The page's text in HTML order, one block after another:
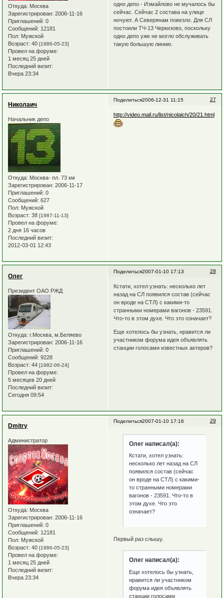
Откуда: Москва
Зарегистрирован: 2006-11-16
Приглашений: 0
Сообщений: 12181
Пол: Мужской
Возраст: 40[1986-05-23]
Провел на форуме:
1 месяц 25 дней
Последний визит:
Вчера 23:34
одно депо - Измайлово не мучалось бы
сейчас. Сейчас 2 состава на улице
ночуют. А Северянам повезло. Для СЛ
постоили ТЧ-13 Черкизово, поскольку
одно депо уже не могло обслуживать
такую большую линию.
Поделиться 27
2006-12-31 11:15
Николаич
Начальник депо
Откуда: Москва- пл. 73 км
Зарегистрирован: 2006-11-17
Приглашений: 0
Сообщений: 627
Пол: Мужской
Возраст: 38[1987-11-13]
Провел на форуме:
2 дня 16 часов
Последний визит:
2012-03-01 12:43
http://video.mail.ru/list/nicolaich/20/21.html
Поделиться 28
2007-01-10 17:13
Олег
Президент ОАО РЖД
Откуда: г.Москва, м.Беляево
Зарегистрирован: 2006-11-16
Приглашений: 0
Сообщений: 9228
Возраст: 44[1982-06-24]
Провел на форуме:
5 месяцев 20 дней
Последний визит:
Сегодня 09:54
Кстати, хотел узнать: несколько лет
назад на СЛ появился состав (сейчас
он вроде на СТЛ) с какими-то
странными номерами вагонов - 23591.
Что-то в этом духе. Что это означает?
Еще хотелось бы узнать, нравится ли
участником форума идея объявлять
станции голосами известных актеров?
Поделиться 29
2007-01-10 17:16
Dmitry
Администратор
Откуда: Москва
Зарегистрирован: 2006-11-16
Приглашений: 0
Сообщений: 12181
Пол: Мужской
Возраст: 40[1986-05-23]
Провел на форуме:
1 месяц 25 дней
Последний визит:
Вчера 23:34
Олег написал(а):
Кстати, хотел узнать:
несколько лет назад на СЛ
появился состав (сейчас
он вроде на СТЛ) с какими-
то странными номерами
вагонов - 23591. Что-то в
этом духе. Что это
означает?
Первый раз слышу.
Олег написал(а):
Еще хотелось бы узнать,
нравится ли участником
форума идея объявлять
станции голосами